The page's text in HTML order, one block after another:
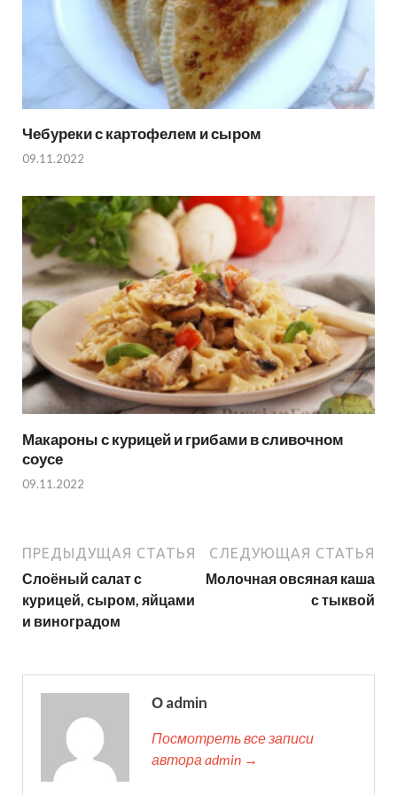
Чебуреки с картофелем и сыром
09.11.2022
Макароны с курицей и грибами в сливочном
соусе
09.11.2022
ПРЕДЫДУЩАЯ СТАТЬЯ
Слоёный салат с
курицей, сыром, яйцами
и виноградом
СЛЕДУЮЩАЯ СТАТЬЯ
Молочная овсяная каша
с тыквой
О admin
Посмотреть все записи
автора admin →